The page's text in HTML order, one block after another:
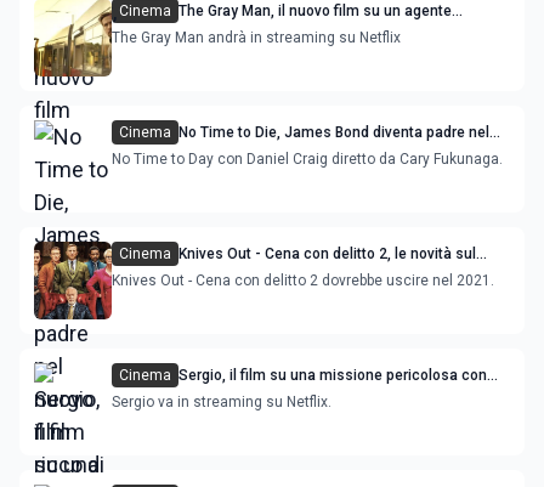
Cinema The Gray Man, il nuovo film su un agente
assassino con Chris Evans e Ryan Gosling
The Gray Man andrà in streaming su Netflix
Cinema
No Time to Die, James Bond diventa padre nel
nuovo film ricco di colpi di scena
No Time to Day con Daniel Craig diretto da Cary Fukunaga.
Cinema
Knives Out - Cena con delitto 2, le novità sul
sequel del film con Daniel Craig
Knives Out - Cena con delitto 2 dovrebbe uscire nel 2021.
Cinema Sergio, il film su una missione pericolosa con
Ana de Armas e Wagner Moura
Sergio va in streaming su Netflix.